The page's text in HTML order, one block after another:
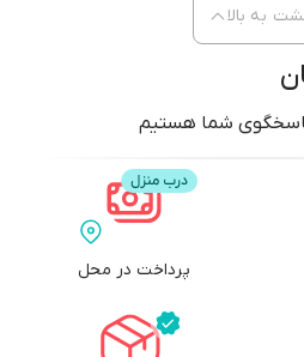
شما هستیم
به بالا
پرداخت در محل